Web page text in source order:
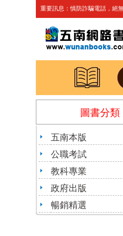
重要訊息：慎防詐騙電話，絕
圖書分類
五南本版
公職考試
教科專業
政府出版
暢銷精選